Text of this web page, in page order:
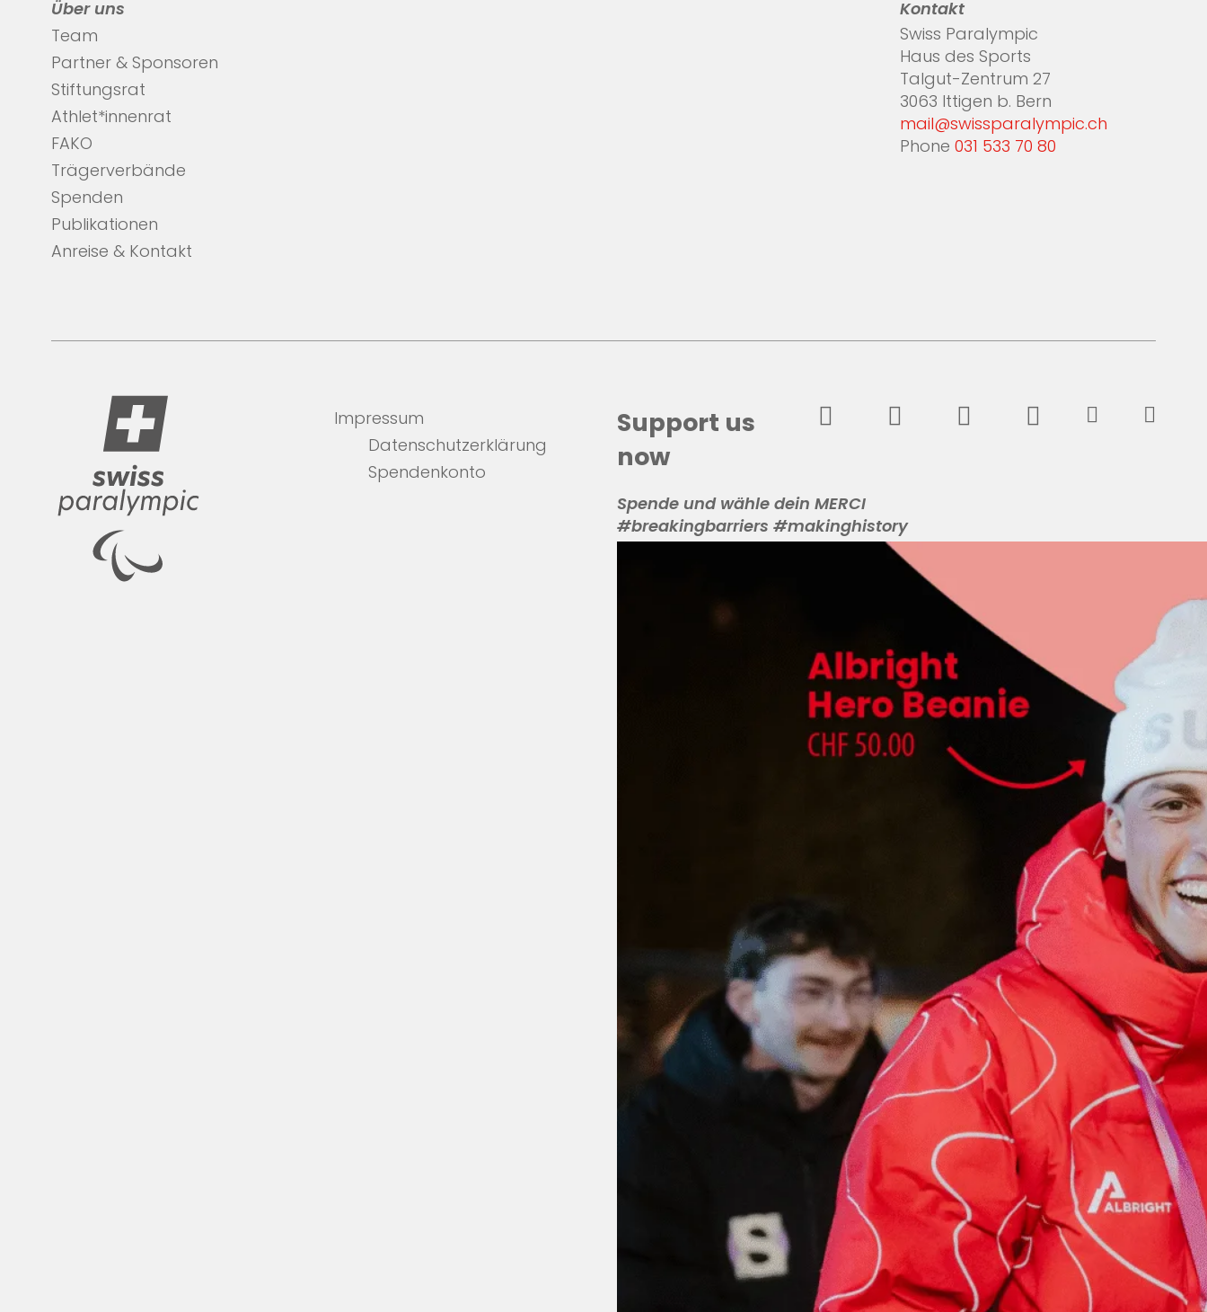
Über uns
Team
Partner & Sponsoren
Stiftungsrat
Athlet*innenrat
FAKO
Trägerverbände
Spenden
Publikationen
Anreise & Kontakt
Kontakt
Swiss Paralympic
Haus des Sports
Talgut-Zentrum 27
3063 Ittigen b. Bern
mail@swissparalympic.ch
Phone 031 533 70 80
Impressum
Datenschutzerklärung
Spendenkonto
Support us
now
Spende und wähle dein MERCI
#breakingbarriers #makinghistory